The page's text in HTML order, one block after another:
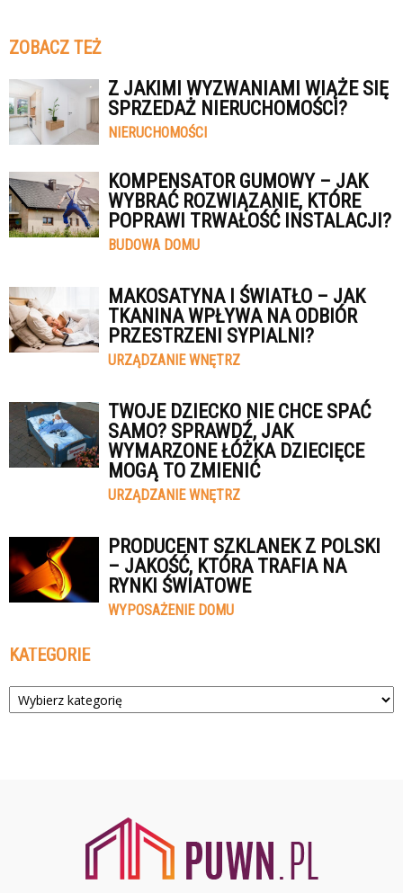
ZOBACZ TEŻ
Z JAKIMI WYZWANIAMI WIĄŻE SIĘ
SPRZEDAŻ NIERUCHOMOŚCI?
NIERUCHOMOŚCI
KOMPENSATOR GUMOWY – JAK
WYBRAĆ ROZWIĄZANIE, KTÓRE
POPRAWI TRWAŁOŚĆ INSTALACJI?
BUDOWA DOMU
MAKOSATYNA I ŚWIATŁO – JAK
TKANINA WPŁYWA NA ODBIÓR
PRZESTRZENI SYPIALNI?
URZĄDZANIE WNĘTRZ
TWOJE DZIECKO NIE CHCE SPAĆ
SAMO? SPRAWDŹ, JAK
WYMARZONE ŁÓŻKA DZIECIĘCE
MOGĄ TO ZMIENIĆ
URZĄDZANIE WNĘTRZ
PRODUCENT SZKLANEK Z POLSKI
– JAKOŚĆ, KTÓRA TRAFIA NA
RYNKI ŚWIATOWE
WYPOSAŻENIE DOMU
KATEGORIE
Kategorie